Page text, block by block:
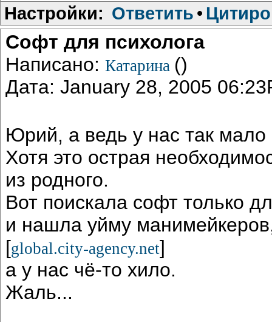
Настройки: Ответить •
Софт для психолога
Написано: Катарина ()
Дата: January 28, 2005
Юрий, а ведь у нас так мало
Хотя это острая
из родного.
Вот поискала софт только
и нашла уйму
[global.city-agency.net]
а у нас чё-то хило.
Жаль...